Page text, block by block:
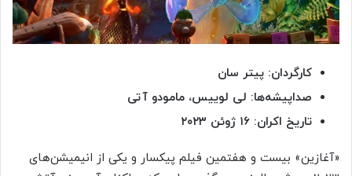
کارگردان: پیتر سان
صداپیشه‌ها: لی لوییس، مامودو آتی
تاریخ اکران: ۱۶ ژوئن ۲۰۲۳
«آغازین» بیست و هفتمین فیلم پیکسار و یکی از انیمیشن‌های